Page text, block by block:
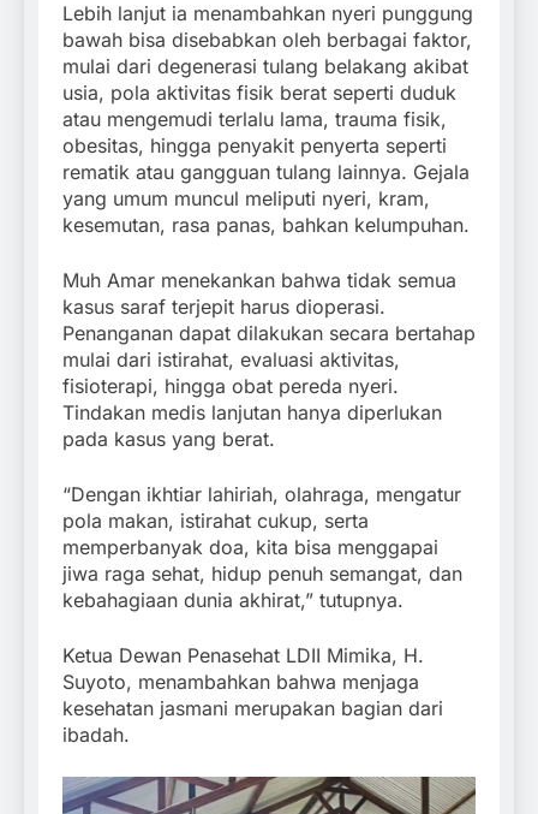
Lebih lanjut ia menambahkan nyeri punggung
bawah bisa disebabkan oleh berbagai faktor,
mulai dari degenerasi tulang belakang akibat
usia, pola aktivitas fisik berat seperti duduk
atau mengemudi terlalu lama, trauma fisik,
obesitas, hingga penyakit penyerta seperti
rematik atau gangguan tulang lainnya. Gejala
yang umum muncul meliputi nyeri, kram,
kesemutan, rasa panas, bahkan kelumpuhan.
Muh Amar menekankan bahwa tidak semua
kasus saraf terjepit harus dioperasi.
Penanganan dapat dilakukan secara bertahap
mulai dari istirahat, evaluasi aktivitas,
fisioterapi, hingga obat pereda nyeri.
Tindakan medis lanjutan hanya diperlukan
pada kasus yang berat.
“Dengan ikhtiar lahiriah, olahraga, mengatur
pola makan, istirahat cukup, serta
memperbanyak doa, kita bisa menggapai
jiwa raga sehat, hidup penuh semangat, dan
kebahagiaan dunia akhirat,” tutupnya.
Ketua Dewan Penasehat LDII Mimika, H.
Suyoto, menambahkan bahwa menjaga
kesehatan jasmani merupakan bagian dari
ibadah.